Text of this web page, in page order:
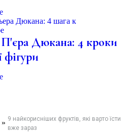
П'єра Дюкана: 4 кроки
фігури
» 9 найкорисніших фруктів, які варто їсти
вже зараз